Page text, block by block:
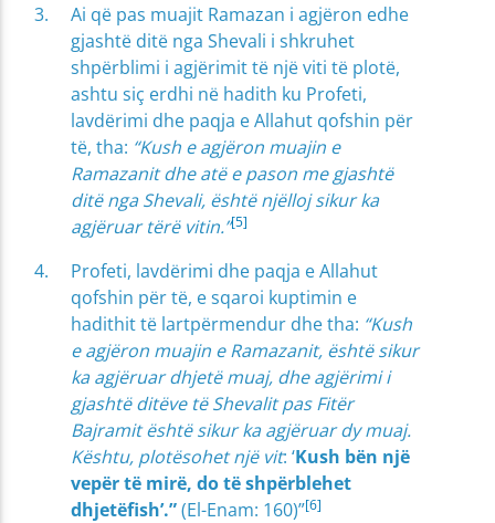
Ai që pas muajit Ramazan i agjëron edhe
gjashtë ditë nga Shevali i shkruhet
shpërblimi i agjërimit të një viti të plotë,
ashtu siç erdhi në hadith ku Profeti,
lavdërimi dhe paqja e Allahut qofshin për
të, tha: “Kush e agjëron muajin e
Ramazanit dhe atë e pason me gjashtë
ditë nga Shevali, është njëlloj sikur ka
agjëruar tërë vitin.”[5]
Profeti, lavdërimi dhe paqja e Allahut
qofshin për të, e sqaroi kuptimin e
hadithit të lartpërmendur dhe tha: “Kush
e agjëron muajin e Ramazanit, është sikur
ka agjëruar dhjetë muaj, dhe agjërimi i
gjashtë ditëve të Shevalit pas Fitër
Bajramit është sikur ka agjëruar dy muaj.
Kështu, plotësohet një vit: ‘Kush bën një
vepër të mirë, do të shpërblehet
dhjetëfish’.”(El-Enam: 160)”[6]